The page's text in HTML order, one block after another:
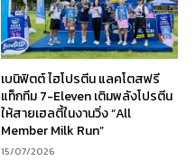
เบนิฟิตต์ ไฮโปรตีน แลคโตสฟรี
แท็กทีม 7-Eleven เติมพลังโปรตีน
ให้สายเฮลตี้ในงานวิ่ง “All
Member Milk Run”
15/07/2026